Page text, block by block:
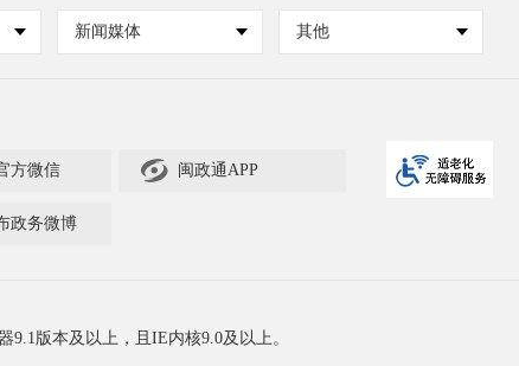
新闻媒体 其他
方微信  闽政通APP
政务微博
版本及以上，且IE内核9.0及以上。